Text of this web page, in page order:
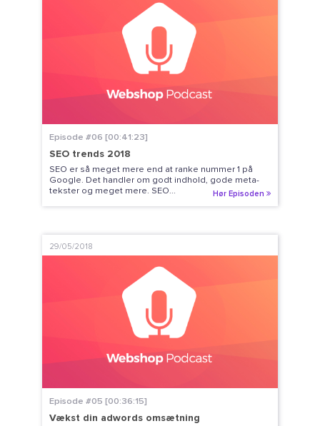
Episode #06 [00:41:23]
SEO trends 2018
SEO er så meget mere end at ranke nummer 1 på
Google. Det handler om godt indhold, gode meta-
tekster og meget mere. SEO...
Hør Episoden
29/05/2018
Episode #05 [00:36:15]
Vækst din adwords omsætning